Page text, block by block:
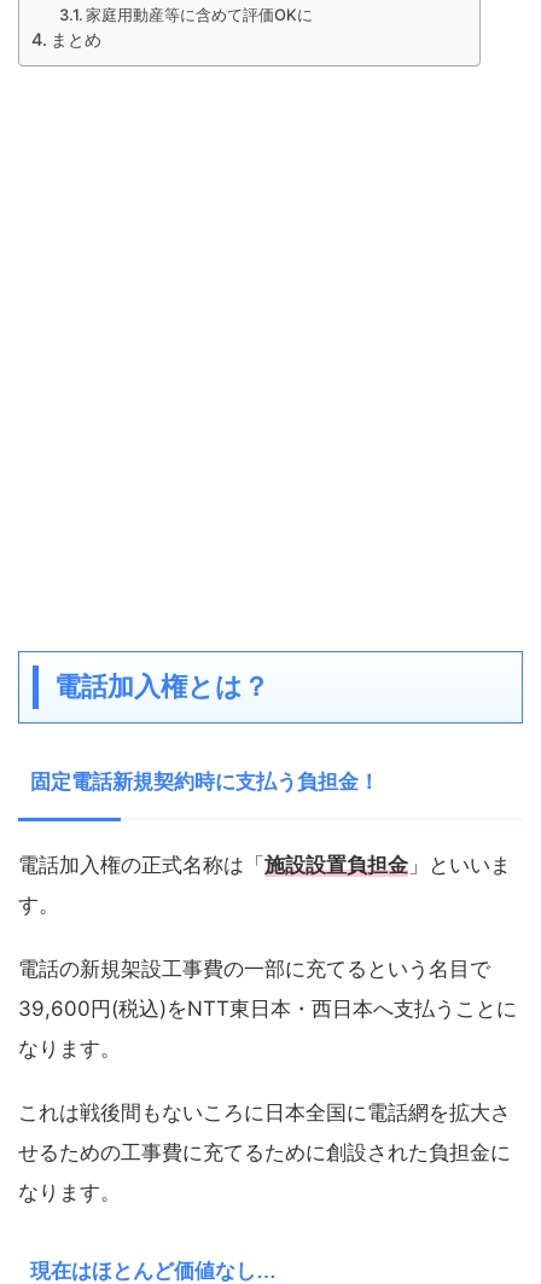
家庭用動産等に含めて評価OKに
まとめ
電話加入権とは？
固定電話新規契約時に支払う負担金！
電話加入権の正式名称は「施設設置負担金 」といいま
す。
電話の新規架設工事費の一部に充てるという名目で
39,600円(税込)をNTT東日本・西日本へ支払うことに
なります。
これは戦後間もないころに日本全国に電話網を拡大さ
せるための工事費に充てるために創設された負担金に
なります。
現在はほとんど価値なし…